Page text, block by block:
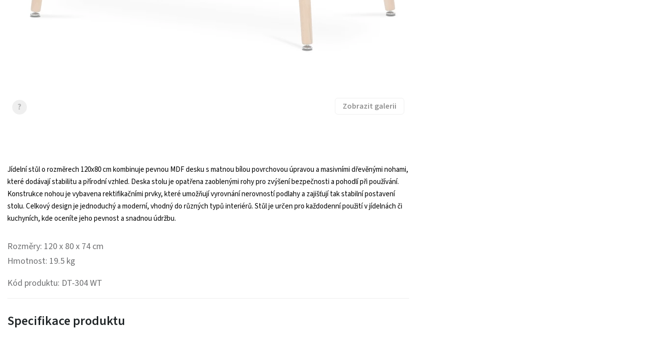
Zobrazit galerii
?
Jídelní stůl o rozměrech 120x80 cm kombinuje pevnou MDF desku s matnou bílou povrchovou úpravou a masivními dřevěnými nohami,
které dodávají stabilitu a přírodní vzhled. Deska stolu je opatřena zaoblenými rohy pro zvýšení bezpečnosti a pohodlí při používání.
Konstrukce nohou je vybavena rektifikačními prvky, které umožňují vyrovnání nerovností podlahy a zajišťují tak stabilní postavení
stolu. Celkový design je jednoduchý a moderní, vhodný do různých typů interiérů. Stůl je určen pro každodenní použití v jídelnách či
kuchyních, kde oceníte jeho pevnost a snadnou údržbu.
Rozměry: 120 x 80 x 74 cm
Hmotnost: 19.5 kg
Kód produktu: DT-304 WT
Specifikace produktu